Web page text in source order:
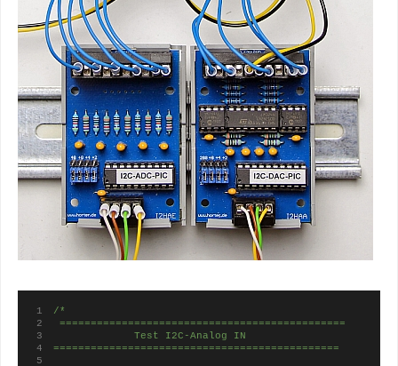
/*
==============================================
             Test I2C-Analog IN
==============================================